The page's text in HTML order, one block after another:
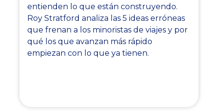
entienden lo que están construyendo.
Roy Stratford analiza las 5 ideas erróneas
que frenan a los minoristas de viajes y por
qué los que avanzan más rápido
empiezan con lo que ya tienen.